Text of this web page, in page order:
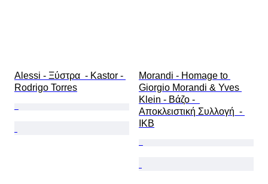
Alessi - Ξύστρα  - Kastor -
Rodrigo Torres
Morandi - Homage to
Giorgio Morandi & Yves
Klein - Βάζο -
Αποκλειστική Συλλογή  -
IKB